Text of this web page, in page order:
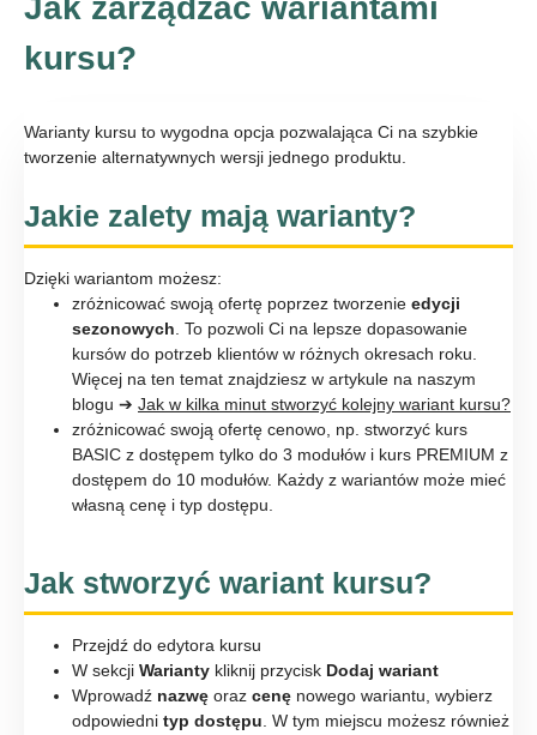
Jak zarządzać wariantami
kursu?
Warianty kursu to wygodna opcja pozwalająca Ci na szybkie
tworzenie alternatywnych wersji jednego produktu.
Jakie zalety mają warianty?
Dzięki wariantom możesz:
zróżnicować swoją ofertę poprzez tworzenie edycji
sezonowych . To pozwoli Ci na lepsze dopasowanie
kursów do potrzeb klientów w różnych okresach roku.
Więcej na ten temat znajdziesz w artykule na naszym
blogu ➔ Jak w kilka minut stworzyć kolejny wariant kursu?
zróżnicować swoją ofertę cenowo, np. stworzyć kurs
BASIC z dostępem tylko do 3 modułów i kurs PREMIUM z
dostępem do 10 modułów. Każdy z wariantów może mieć
własną cenę i typ dostępu.
Jak stworzyć wariant kursu?
Przejdź do edytora kursu
W sekcji Warianty kliknij przycisk Dodaj wariant
Wprowadź nazwę oraz cenę nowego wariantu, wybierz
odpowiedni typ dostępu . W tym miejscu możesz również